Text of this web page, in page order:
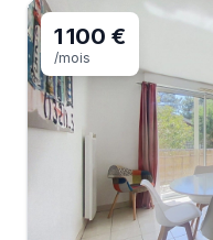
1 100 €
/mois